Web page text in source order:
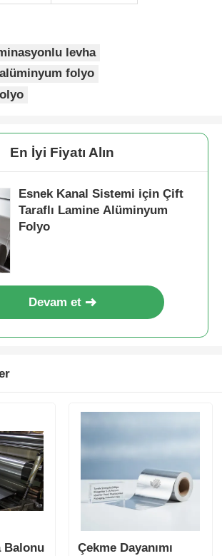
rulosu
Bobin
Rulo
folyo
panelleri
levha
folyo
En İyi Fiyatı Alın
Esnek Kanal Sistemi için Çift
Taraflı Lamine Alüminyum
Folyo
Devam et
Balonu
Çekme Dayanımı